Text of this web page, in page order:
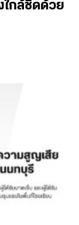
กล้ชิดด้วย